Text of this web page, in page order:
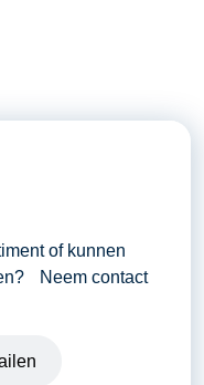
of kunnen
Neem contact